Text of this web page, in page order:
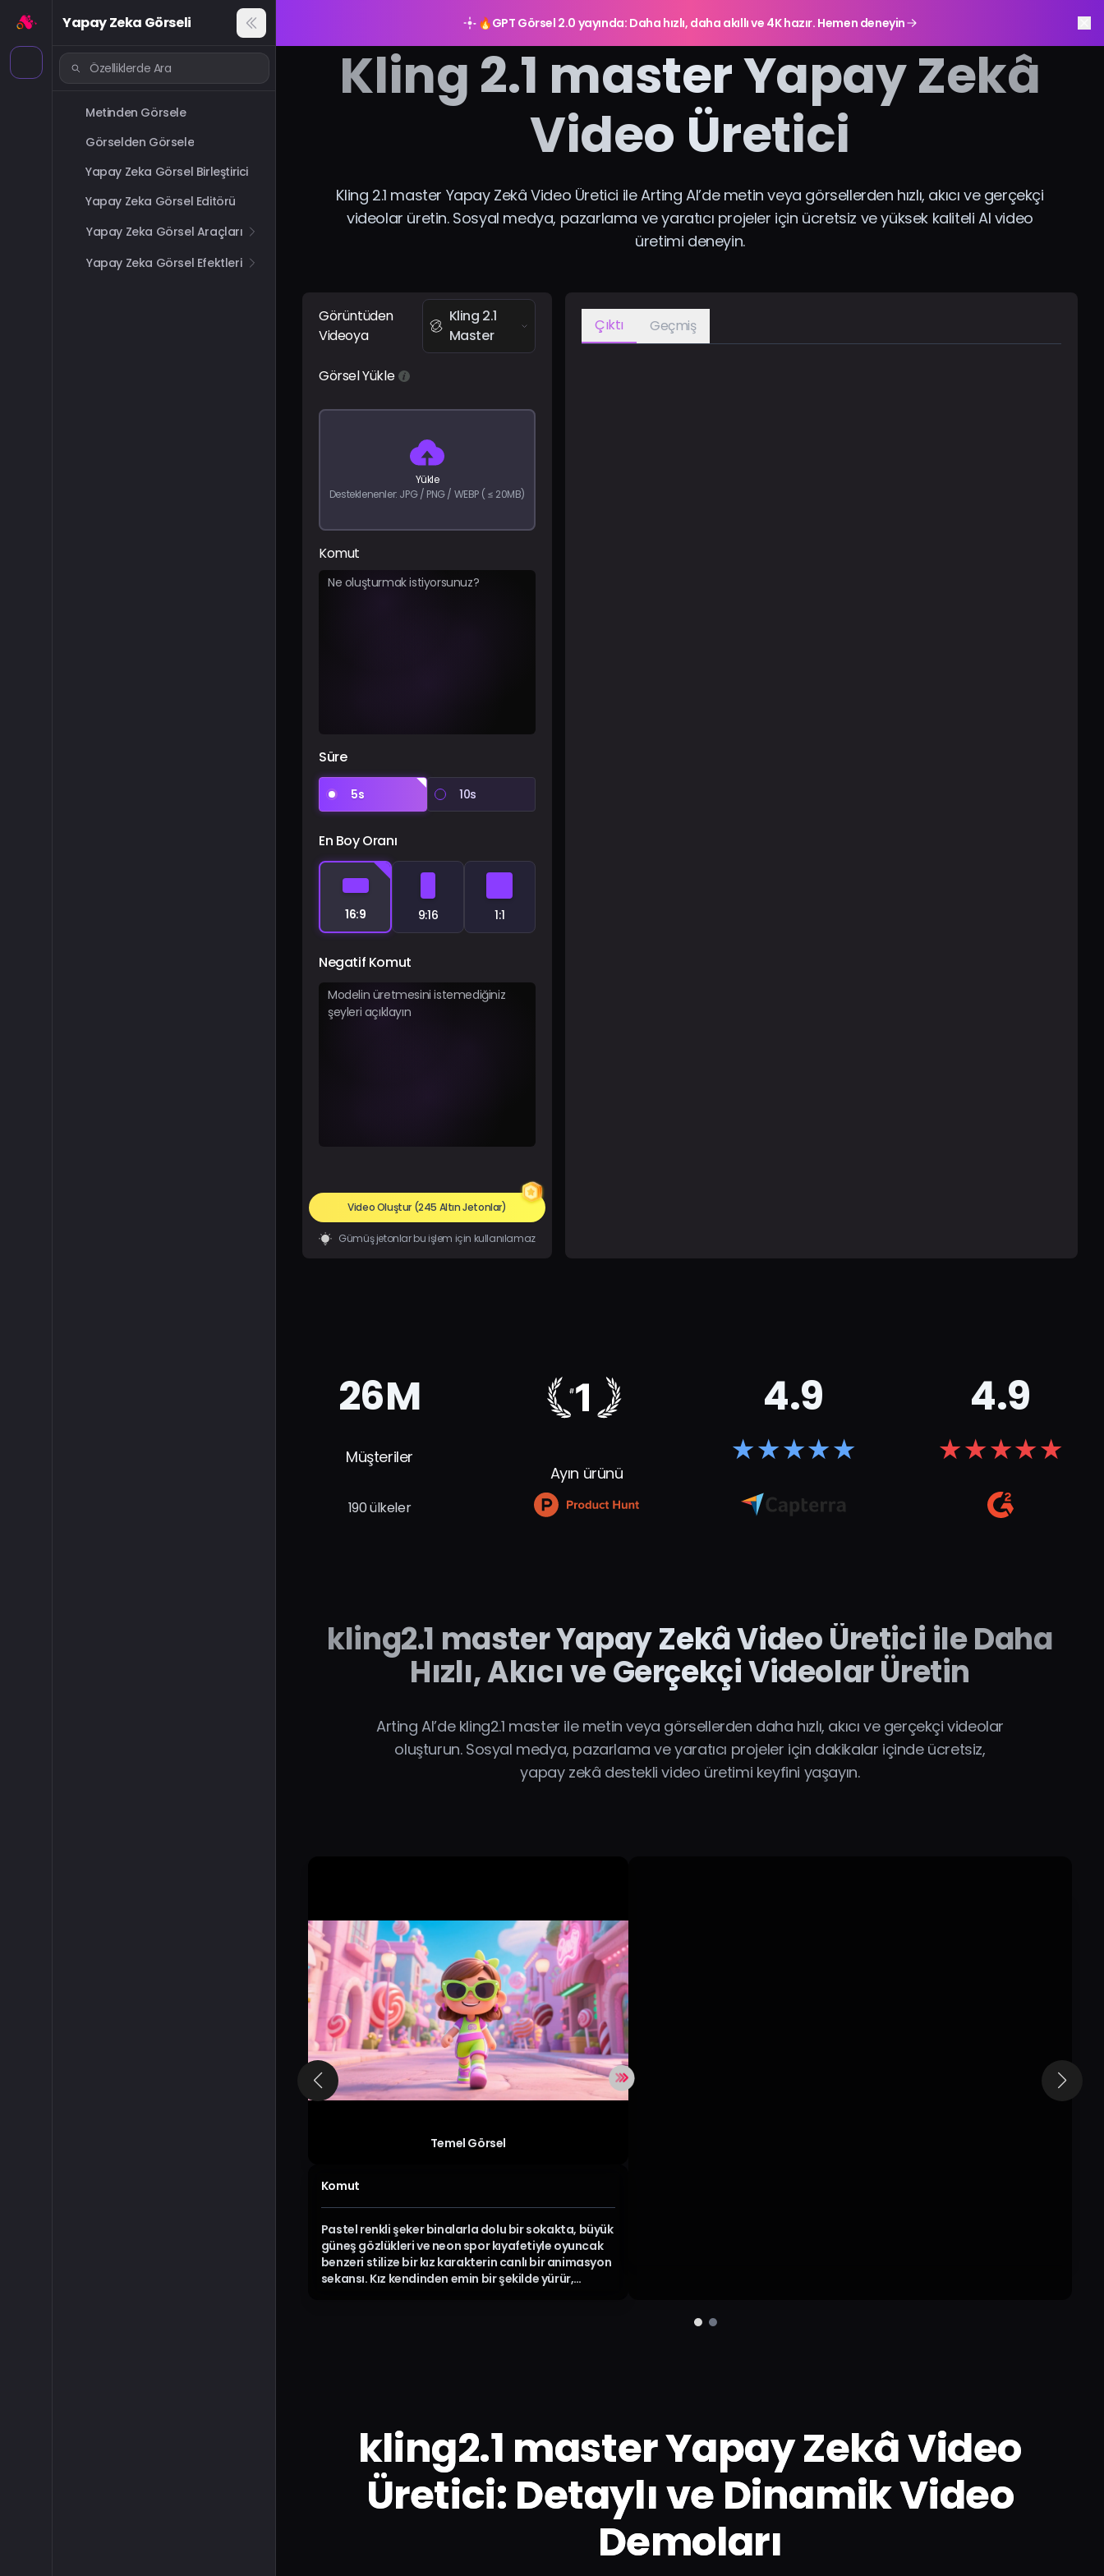
Yapay Zeka Görseli
Metinden Görsele
Görselden Görsele
Yapay Zeka Görsel Birleştirici
Yapay Zeka Görsel Editörü
Yapay Zeka Görsel Araçları
Yapay Zeka Görsel Efektleri
🔥GPT Görsel 2.0 yayında: Daha hızlı, daha akıllı ve 4K hazır. Hemen deneyin
Kling 2.1 master Yapay Zekâ
Video Üretici
Kling 2.1 master Yapay Zekâ Video Üretici ile Arting AI’de metin veya görsellerden hızlı, akıcı ve gerçekçi
videolar üretin. Sosyal medya, pazarlama ve yaratıcı projeler için ücretsiz ve yüksek kaliteli AI video
üretimi deneyin.
Görüntüden
Videoya
Kling 2.1
Master
Görsel Yükle
Yükle
Desteklenenler: JPG / PNG / WEBP ( ≤ 20MB)
Komut
Süre
5s 10s
En Boy Oranı
16:9 9:16 1:1
Negatif Komut
Video Oluştur (245 Altın Jetonlar)
Gümüş jetonlar bu işlem için kullanılamaz
Çıktı Geçmiş
26M
Müşteriler
190 ülkeler
Ayın ürünü
4.9
★★★★★
4.9
★★★★★
kling2.1 master Yapay Zekâ Video Üretici ile Daha
Hızlı, Akıcı ve Gerçekçi Videolar Üretin
Arting AI’de kling2.1 master ile metin veya görsellerden daha hızlı, akıcı ve gerçekçi videolar
oluşturun. Sosyal medya, pazarlama ve yaratıcı projeler için dakikalar içinde ücretsiz,
yapay zekâ destekli video üretimi keyfini yaşayın.
Temel Görsel
Komut
Pastel renkli şeker binalarla dolu bir sokakta, büyük
güneş gözlükleri ve neon spor kıyafetiyle oyuncak
benzeri stilize bir kız karakterin canlı bir animasyon
sekansı. Kız kendinden emin bir şekilde yürür,
kling2.1 master Yapay Zekâ Video
Üretici: Detaylı ve Dinamik Video
Demoları